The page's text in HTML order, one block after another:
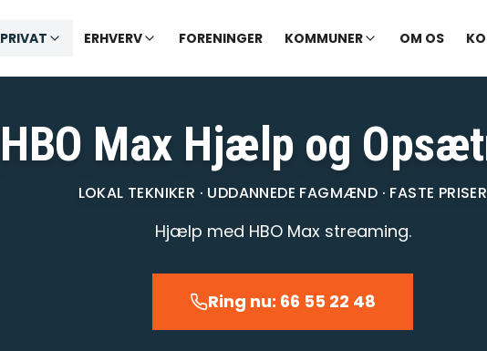
PRIVAT ERHVERV FORENINGER KOMMUNER OM OS
HBO Max Hjælp og
LOKAL TEKNIKER · UDDANNEDE FAGMÆND · FASTE PRISER
Hjælp med HBO Max streaming.
Ring nu: 66 55 22 48